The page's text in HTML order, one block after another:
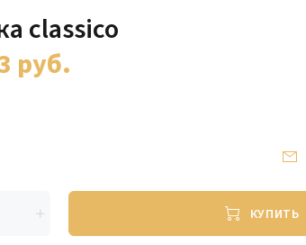
classico
руб.
КУПИТЬ